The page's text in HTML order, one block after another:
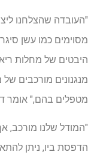
"העובדה שהצלחנו
מסוימים כמו עשן
היבטים של מחלות
מנגנונים מורכבים של
מטפלים בהם," אומר
"המודל שלנו מורכב,
הדפסת ביו, ניתן